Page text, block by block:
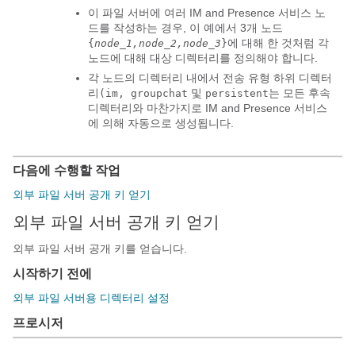
이 파일 서버에 여러 IM and Presence 서비스 노
드를 작성하는 경우, 이 예에서 3개 노드
{ node_1,node_2,node_3 }에 대해 한 것처럼 각
노드에 대해 대상 디렉터리를 정의해야 합니다.
각 노드의 디렉터리 내에서 전송 유형 하위 디렉터
리 (im, groupchat 및 persistent는 모든 후속
디렉터리와 마찬가지로 IM and Presence 서비스
에 의해 자동으로 생성됩니다.
다음에 수행할 작업
외부 파일 서버 공개 키 얻기
외부 파일 서버 공개 키 얻기
외부 파일 서버 공개 키를 얻습니다.
시작하기 전에
외부 파일 서버용 디렉터리 설정
프로시저